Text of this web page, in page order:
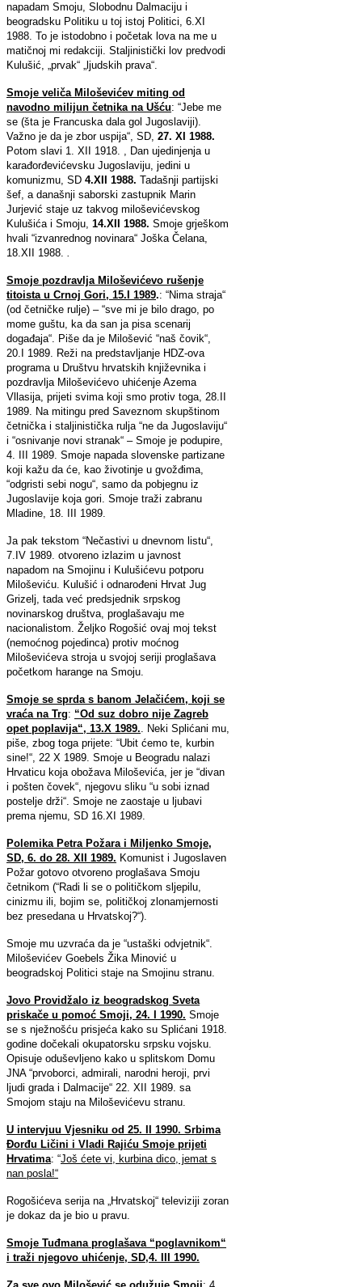
napadam Smoju, Slobodnu Dalmaciju i
beogradsku Politiku u toj istoj Politici, 6.XI
1988. To je istodobno i početak lova na me u
matičnoj mi redakciji. Staljinistički lov predvodi
Kulušić, „prvak“ „ljudskih prava“.
Smoje veliča Miloševićev miting od
navodno milijun četnika na Ušću: “Jebe me
se (šta je Francuska dala gol Jugoslaviji).
Važno je da je zbor uspija“, SD, 27. XI 1988.
Potom slavi 1. XII 1918. , Dan ujedinjenja u
karađorđevićevsku Jugoslaviju, jedini u
komunizmu, SD 4.XII 1988. Tadašnji partijski
šef, a današnji saborski zastupnik Marin
Jurjević staje uz takvog miloševićevskog
Kulušića i Smoju, 14.XII 1988. Smoje grješkom
hvali “izvanrednog novinara“ Joška Čelana,
18.XII 1988. .
Smoje pozdravlja Miloševićevo rušenje
titoista u Crnoj Gori, 15.I 1989.: “Nima straja“
(od četničke rulje) – “sve mi je bilo drago, po
mome guštu, ka da san ja pisa scenarij
događaja“. Piše da je Milošević “naš čovik“,
20.I 1989. Reži na predstavljanje HDZ-ova
programa u Društvu hrvatskih književnika i
pozdravlja Miloševićevo uhićenje Azema
Vllasija, prijeti svima koji smo protiv toga, 28.II
1989. Na mitingu pred Saveznom skupštinom
četnička i staljinistička rulja “ne da Jugoslaviju“
i “osnivanje novi stranak“ – Smoje je podupire,
4. III 1989. Smoje napada slovenske partizane
koji kažu da će, kao životinje u gvožđima,
“odgristi sebi nogu“, samo da pobjegnu iz
Jugoslavije koja gori. Smoje traži zabranu
Mladine, 18. III 1989.
Ja pak tekstom “Nečastivi u dnevnom listu“,
7.IV 1989. otvoreno izlazim u javnost
napadom na Smojinu i Kulušićevu potporu
Miloševiću. Kulušić i odnarođeni Hrvat Jug
Grizelj, tada već predsjednik srpskog
novinarskog društva, proglašavaju me
nacionalistom. Željko Rogošić ovaj moj tekst
(nemoćnog pojedinca) protiv moćnog
Miloševićeva stroja u svojoj seriji proglašava
početkom harange na Smoju.
Smoje se sprda s banom Jelačićem, koji se
vraća na Trg: “Od suz dobro nije Zagreb
opet poplavija“, 13.X 1989.. Neki Splićani mu,
piše, zbog toga prijete: “Ubit ćemo te, kurbin
sine!“, 22 X 1989. Smoje u Beogradu nalazi
Hrvaticu koja obožava Miloševića, jer je “divan
i pošten čovek“, njegovu sliku “u sobi iznad
postelje drži“. Smoje ne zaostaje u ljubavi
prema njemu, SD 16.XI 1989.
Polemika Petra Požara i Miljenko Smoje,
SD, 6. do 28. XII 1989. Komunist i Jugoslaven
Požar gotovo otvoreno proglašava Smoju
četnikom (“Radi li se o političkom sljepilu,
cinizmu ili, bojim se, političkoj zlonamjernosti
bez presedana u Hrvatskoj?“).
Smoje mu uzvraća da je “ustaški odvjetnik“.
Miloševićev Goebels Žika Minović u
beogradskoj Politici staje na Smojinu stranu.
Jovo Providžalo iz beogradskog Sveta
priskače u pomoć Smoji, 24. I 1990. Smoje
se s nježnošću prisjeća kako su Splićani 1918.
godine dočekali okupatorsku srpsku vojsku.
Opisuje oduševljeno kako u splitskom Domu
JNA “prvoborci, admirali, narodni heroji, prvi
ljudi grada i Dalmacije“ 22. XII 1989. sa
Smojom staju na Miloševićevu stranu.
U intervjuu Vjesniku od 25. II 1990. Srbima
Đorđu Ličini i Vladi Rajiću Smoje prijeti
Hrvatima: “Još ćete vi, kurbina dico, jemat s
nan posla!“
Rogošićeva serija na „Hrvatskoj“ televiziji zoran
je dokaz da je bio u pravu.
Smoje Tuđmana proglašava “poglavnikom“
i traži njegovo uhićenje, SD,4. III 1990.